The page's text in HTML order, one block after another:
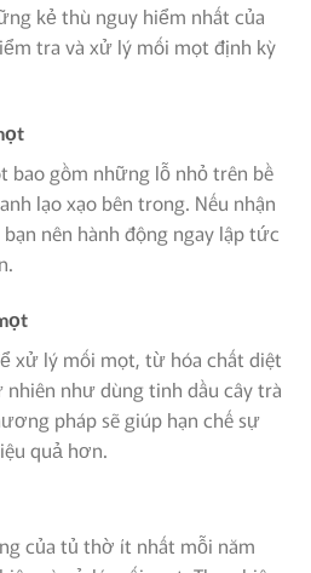
kẻ thù nguy hiểm nhất của
tra và xử lý mối mọt định kỳ
bao gồm những lỗ nhỏ trên bề
lạo xạo bên trong. Nếu nhận
nên hành động ngay lập tức
xử lý mối mọt, từ hóa chất diệt
như dùng tinh dầu cây trà
pháp sẽ giúp hạn chế sự
quả hơn.
của tủ thờ ít nhất mỗi năm